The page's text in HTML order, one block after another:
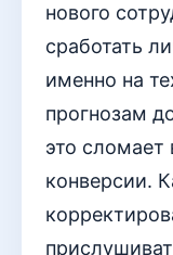
нового
сработать
именно на
прогнозам
это сломает
конверсии.